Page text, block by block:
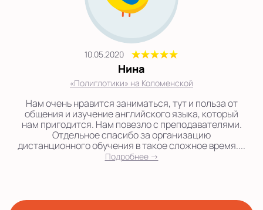
10.05.2020
Нина
«Полиглотики» на Коломенской
Нам очень нравится заниматься, тут и польза от
общения и изучение английского языка, который
нам пригодится. Нам повезло с преподавателями.
Отдельное спасибо за организацию
дистанционного обучения в такое сложное время....
Подробнее →